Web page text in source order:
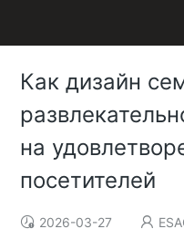
Как дизайн
на
посетителей
2026-03-27